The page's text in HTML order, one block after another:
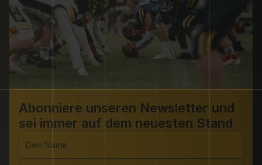
Abonniere unseren Newsletter und
sei immer auf dem neuesten Stand